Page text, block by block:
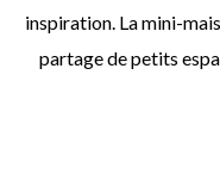
inspiration. La mini-
partage de petits